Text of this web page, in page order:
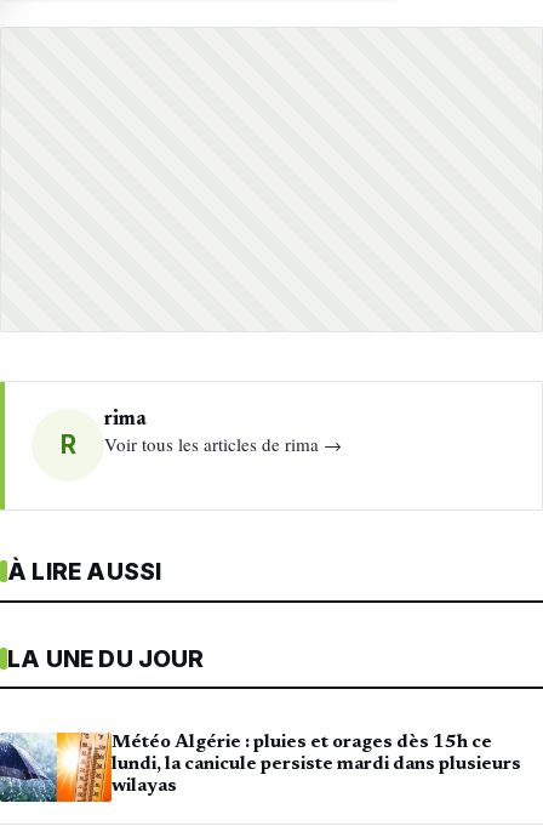
R
rima
Voir tous les articles de rima →
À LIRE AUSSI
LA UNE DU JOUR
Météo Algérie : pluies et orages dès 15h ce
lundi, la canicule persiste mardi dans plusieurs
wilayas